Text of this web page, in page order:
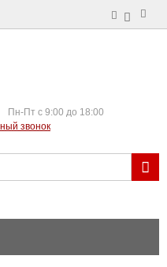
Пн-Пт с 9:00 до 18:00
звонок